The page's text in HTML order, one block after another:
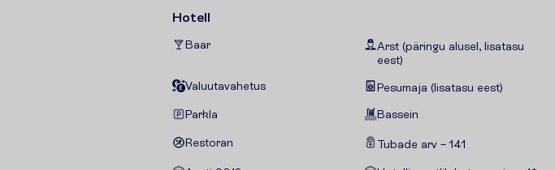
Hotell
Baar
Arst (päringu alusel, lisatasu
eest)
Valuutavahetus
Pesumaja (lisatasu eest)
Parkla Bassein
Restoran Tubade arv – 141